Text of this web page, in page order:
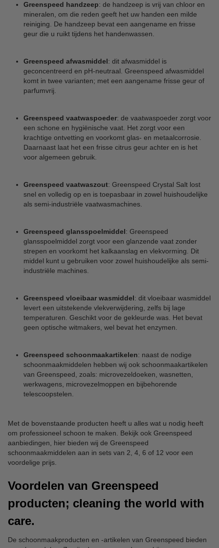
Greenspeed handzeep: de handzeep is vrij van chloor en
mineralen, om die reden geeft het uw handen een milde
reiniging. De handzeep bevat een aangename en frisse
geur die u ruikt tijdens het handenwassen.
Greenspeed afwasmiddel: dit afwasmiddel is
geconcentreerd en pH-neutraal. Greenspeed afwasmiddel
komt in twee varianten; met een aangename frisse geur of
parfumvrij.
Greenspeed vaatwaspoeder: de vaatwaspoeder zorgt voor
een schone en hygiënische vaat. Het zorgt voor een
krachtige ontvetting en voorkomt glas- en metaalcorrosie.
Daarnaast laat het een frisse citrus geur achter en is het
voor algemeen gebruik.
Greenspeed vaatwaszout: Greenspeed Crystal Salt lost
snel en volledig op en is toepasbaar in zowel huishoudelijke
als semi-industriële vaatwasmachines.
Greenspeed glansspoelmiddel: Greenspeed
glansspoelmiddel zorgt voor een glanzende vaat zonder
strepen en voorkomt het kalkaanslag en vlekvorming. Dit
middel kunt u gebruiken voor zowel huishoudelijke als semi-
industriële machines.
Greenspeed vloeibaar wasmiddel: dit vloeibaar wasmiddel
levert een uitstekende vlekverwijdering, zelfs bij lage
temperaturen. Geschikt voor de gekleurde was. Het bevat
geen optische witmakers, wel bevat het enzymen.
Greenspeed schoonmaakartikelen: naast de nodige
schoonmaakmiddelen hebben wij ook schoonmaakartikelen
van Greenspeed, zoals: microvezeldoeken, wasnetten,
werkwagens, microvezelmoppen en bijbehorende
telescoopstelen.
Met de bovenstaande producten heeft u alles wat u nodig heeft
om professioneel schoon te maken. Bekijk ook Greenspeed
aanbiedingen, hier bieden wij de Greenspeed
schoonmaakmiddelen aan in sets van 2, 4, 6 of 12 voor een
voordelige prijs.
Voordelen van Greenspeed
producten; cleaning the world with
care.
De schoonmaakproducten en -artikelen van Greenspeed bieden